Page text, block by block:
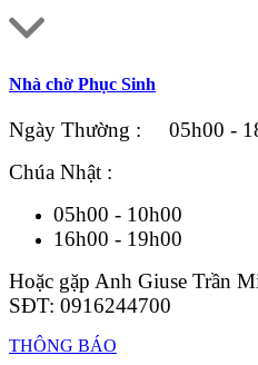
Nhà chờ Phục Sinh
Ngày Thường : 05h00 -
Chúa Nhật :
05h00 - 10h00
16h00 - 19h00
Hoặc gặp Anh Giuse Trần
SĐT: 0916244700
THÔNG BÁO